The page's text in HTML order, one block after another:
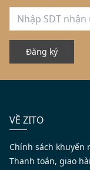
Đăng ký
VỀ ZITO
Chính sách khuyến
Thanh toán, giao